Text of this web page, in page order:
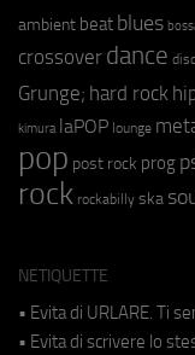
ambient beat blues
crossover dance
Grunge; hard rock
kimura laPOP lounge
pop post rock prog
rock rockabilly ska
NETIQUETTE
• Evita di URLARE. Ti
• Evita di scrivere lo